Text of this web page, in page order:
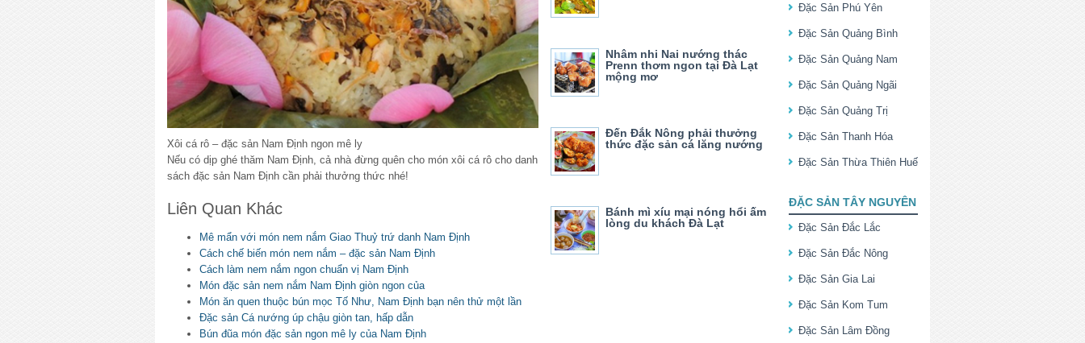
Xôi cá rô – đặc sản Nam Định ngon mê ly
Nếu có dịp ghé thăm Nam Định, cả nhà đừng quên cho món xôi cá rô cho danh
sách đặc sản Nam Định cần phải thưởng thức nhé!
Liên Quan Khác
Mê mẩn với món nem nắm Giao Thuỷ trứ danh Nam Định
Cách chế biến món nem nắm – đặc sản Nam Định
Cách làm nem nắm ngon chuẩn vị Nam Định
Món đặc sản nem nắm Nam Định giòn ngon của
Món ăn quen thuộc bún mọc Tố Như, Nam Định bạn nên thử một lần
Đặc sản Cá nướng úp chậu giòn tan, hấp dẫn
Bún đũa món đặc sản ngon mê ly của Nam Định
Nhâm nhi Nai nướng thác
Prenn thơm ngon tại Đà Lạt
mộng mơ
Đến Đắk Nông phải thưởng
thức đặc sản cá lăng nướng
Bánh mì xíu mại nóng hổi ấm
lòng du khách Đà Lạt
Đặc Sản Phú Yên
Đặc Sản Quảng Bình
Đặc Sản Quảng Nam
Đặc Sản Quảng Ngãi
Đặc Sản Quảng Trị
Đặc Sản Thanh Hóa
Đặc Sản Thừa Thiên Huế
ĐẶC SẢN TÂY NGUYÊN
Đặc Sản Đắc Lắc
Đặc Sản Đắc Nông
Đặc Sản Gia Lai
Đặc Sản Kom Tum
Đặc Sản Lâm Đồng